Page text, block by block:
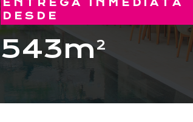
ENTREGA INMEDIATA
DESDE
543m2